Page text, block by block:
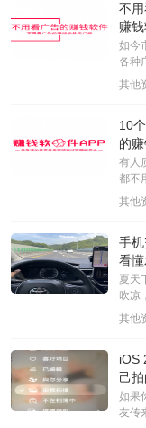
不
赚
如今
各种
其他
10
的
有人
都不
其他
手
看
夏天
吹凉
其他
iOS
己
如果
友传